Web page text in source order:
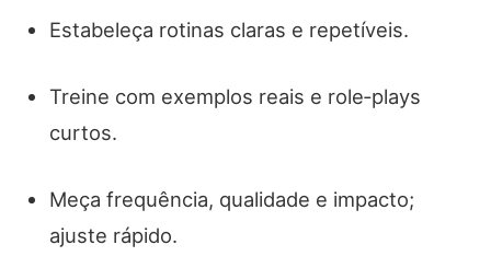
Estabeleça rotinas claras e repetíveis.
Treine com exemplos reais e role‑plays
curtos.
Meça frequência, qualidade e impacto;
ajuste rápido.